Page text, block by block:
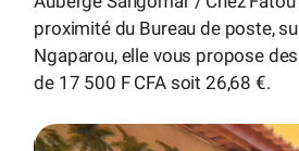
proximité du Bureau de poste,
Ngaparou, elle vous propose
de 17 500 F CFA soit 26,68 €.